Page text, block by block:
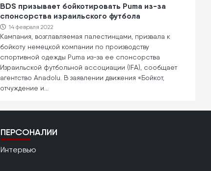
BDS призывает бойкотировать Puma из-за
спонсорства израильского футбола
14 февраля 2022
Кампания, возглавляемая палестинцами, призвала к
бойкоту немецкой компании по производству
спортивной одежды Puma из-за ее спонсорства
Израильской футбольной ассоциации (IFA), сообщает
агентство Anadolu. В заявлении движения «Бойкот,
отчуждение и…
ПЕРСОНАЛИИ
Интервью